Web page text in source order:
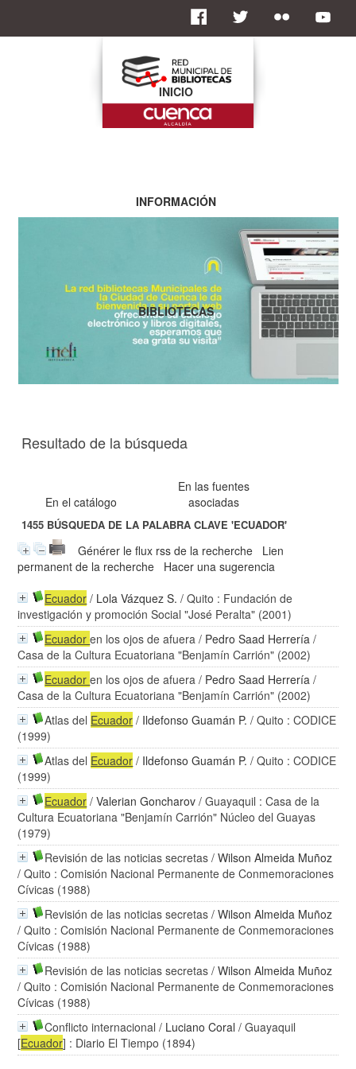
Resultado de la búsqueda
En el catálogo
En las fuentes
asociadas
1455 BÚSQUEDA DE LA PALABRA CLAVE'ECUADOR'
Générer le flux rss de la recherche
Lien
permanent de la recherche
Hacer una sugerencia
Ecuador / Lola Vázquez S. / Quito : Fundación de
investigación y promoción Social "José Peralta" (2001)
Ecuadoren los ojos de afuera / Pedro Saad Herrería /
Casa de la Cultura Ecuatoriana "Benjamín Carrión" (2002)
Ecuadoren los ojos de afuera / Pedro Saad Herrería /
Casa de la Cultura Ecuatoriana "Benjamín Carrión" (2002)
Atlas del Ecuador / Ildefonso Guamán P. / Quito : CODICE
(1999)
Atlas del Ecuador / Ildefonso Guamán P. / Quito : CODICE
(1999)
Ecuador /Valerian Goncharov / Guayaquil : Casa de la
Cultura Ecuatoriana "Benjamín Carrión" Núcleo del Guayas
(1979)
Revisión de las noticias secretas /Wilson Almeida Muñoz
/ Quito : Comisión Nacional Permanente de Conmemoraciones
Cívicas (1988)
Revisión de las noticias secretas /Wilson Almeida Muñoz
/ Quito : Comisión Nacional Permanente de Conmemoraciones
Cívicas (1988)
Revisión de las noticias secretas /Wilson Almeida Muñoz
/ Quito : Comisión Nacional Permanente de Conmemoraciones
Cívicas (1988)
Conflicto internacional / Luciano Coral / Guayaquil
[Ecuador] : Diario El Tiempo (1894)
INICIO
INFORMACIÓN
BIBLIOTECAS